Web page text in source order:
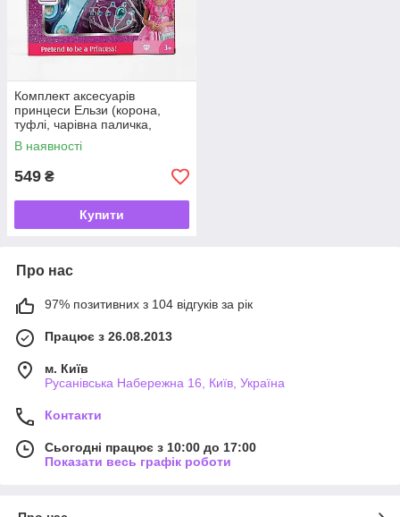
Комплект аксесуарів
принцеси Ельзи (корона,
туфлі, чарівна паличка,
прикраси)
В наявності
549 ₴
Купити
Про нас
97% позитивних з 104 відгуків за рік
Працює з 26.08.2013
м. Київ
Русанівська Набережна 16, Київ, Україна
Контакти
Сьогодні працює з 10:00 до 17:00
Показати весь графік роботи